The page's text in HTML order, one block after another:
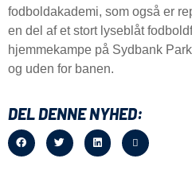
fodboldakademi, som også er
en del af et stort lyseblåt
hjemmekampe på Sydbank
og uden for banen.
DEL DENNE NYHED: